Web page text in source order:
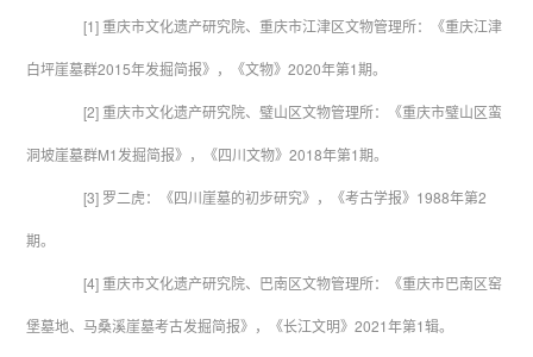
[1] 重庆市文化遗产研究院、重庆市江津区文物管理所：《重庆江津
白坪崖墓群2015年发掘简报》，《文物》2020年第1期。
[2] 重庆市文化遗产研究院、璧山区文物管理所：《重庆市璧山区蛮
洞坡崖墓群M1发掘简报》，《四川文物》2018年第1期。
[3] 罗二虎：《四川崖墓的初步研究》，《考古学报》1988年第2
期。
[4] 重庆市文化遗产研究院、巴南区文物管理所：《重庆市巴南区窑
堡墓地、马桑溪崖墓考古发掘简报》，《长江文明》2021年第1辑。